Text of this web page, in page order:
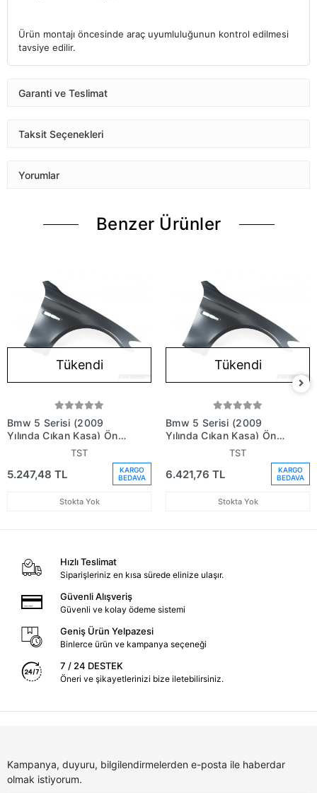
Ürün montajı öncesinde araç uyumluluğunun kontrol edilmesi
tavsiye edilir.
Garanti ve Teslimat
Taksit Seçenekleri
Yorumlar
Benzer Ürünler
Tükendi
Bmw 5 Serisi (2009
Yılında Çıkan Kasa) Ön
Çamurluk Sağ (Oem No:
TST
5.247,48 TL
KARGO
BEDAVA
Stokta Yok
Tükendi
Bmw 5 Serisi (2009
Yılında Çıkan Kasa) Ön
Çamurluk Aluminyum
41355A03262)
TST
6.421,76 TL
KARGO
BEDAVA
Stokta Yok
Hızlı Teslimat
Siparişleriniz en kısa sürede elinize ulaşır.
Güvenli Alışveriş
Güvenli ve kolay ödeme sistemi
Geniş Ürün Yelpazesi
Binlerce ürün ve kampanya seçeneği
7 / 24 DESTEK
Öneri ve şikayetlerinizi bize iletebilirsiniz.
Kampanya, duyuru, bilgilendirmelerden e-posta ile haberdar
olmak istiyorum.